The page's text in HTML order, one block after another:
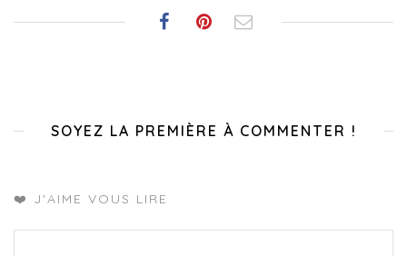
SOYEZ LA PREMIÈRE À COMMENTER !
❤️ J'AIME VOUS LIRE